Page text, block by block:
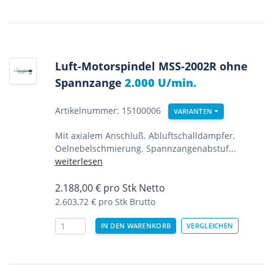
Luft-Motorspindel MSS-2002R ohne
Spannzange 2.000 U/min.
Artikelnummer: 15100006 VARIANTEN
Mit axialem Anschluß. Abluftschalldämpfer,
Oelnebelschmierung. Spannzangenabstuf...
weiterlesen
2.188,00€ pro Stk Netto
2.603,72 € pro Stk Brutto